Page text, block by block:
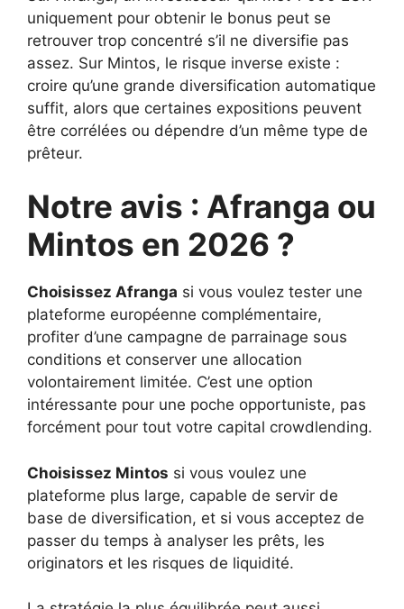
uniquement pour obtenir le bonus peut se
retrouver trop concentré s’il ne diversifie pas
assez. Sur Mintos, le risque inverse existe :
croire qu’une grande diversification automatique
suffit, alors que certaines expositions peuvent
être corrélées ou dépendre d’un même type de
prêteur.
Notre avis : Afranga ou
Mintos en 2026 ?
Choisissez Afranga si vous voulez tester une
plateforme européenne complémentaire,
profiter d’une campagne de parrainage sous
conditions et conserver une allocation
volontairement limitée. C’est une option
intéressante pour une poche opportuniste, pas
forcément pour tout votre capital crowdlending.
Choisissez Mintos si vous voulez une
plateforme plus large, capable de servir de
base de diversification, et si vous acceptez de
passer du temps à analyser les prêts, les
originators et les risques de liquidité.